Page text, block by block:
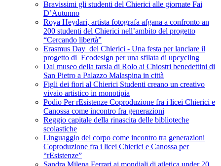
Bravissimi gli studenti del Chierici alle giornate Fai
D’Autunno
Roya Heydari, artista fotografa afgana a confronto an
200 studenti del Chierici nell’ambito del progetto
“Cercando libertà”
Erasmus Day del Chierici - Una festa per lanciare il
progetto di Ecodesign per una sfilata di upcycling
Dal museo della tarsia di Rolo ai Chiostri benedettini di
San Pietro a Palazzo Malaspina in città
Figli dei fiori al Chierici Studenti creano un creativo
vivaio artistico in monotipia
Podio Per rEsistenze Coproduzione fra i licei Chierici e
Canossa come incontro fra generazioni
Reggio capitale della rinascita delle biblioteche
scolastiche
Linguaggio del corpo come incontro tra generazioni
Coproduzione fra i licei Chierici e Canossa per
“rEsistenze”